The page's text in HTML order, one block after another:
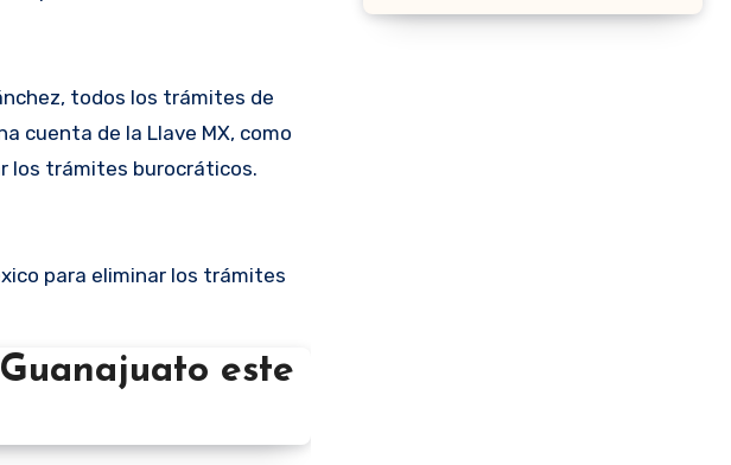
todos los trámites de
cuenta de la Llave MX, como
los trámites burocráticos.
para eliminar los trámites